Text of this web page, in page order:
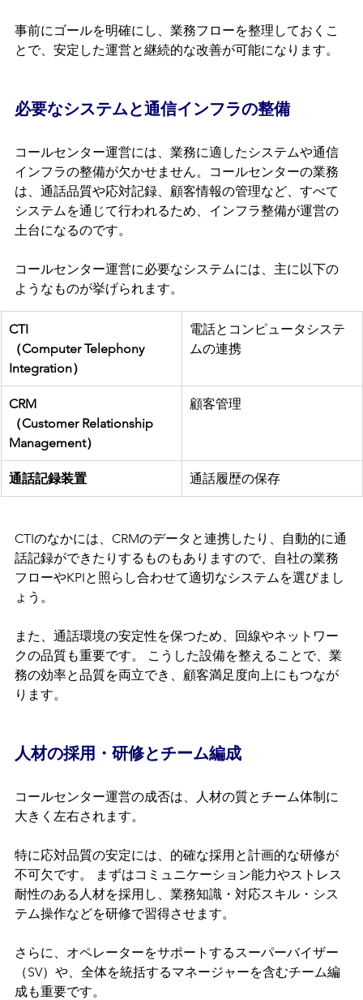
事前にゴールを明確にし、業務フローを整理しておくこ
とで、安定した運営と継続的な改善が可能になります。
必要なシステムと通信インフラの整備
コールセンター運営には、業務に適したシステムや通信
インフラの整備が欠かせません。コールセンターの業務
は、通話品質や応対記録、顧客情報の管理など、すべて
システムを通じて行われるため、インフラ整備が運営の
土台になるのです。
コールセンター運営に必要なシステムには、主に以下の
ようなものが挙げられます。
CTI
（Computer Telephony
Integration）
電話とコンピュータシステ
ムの連携
CRM
（Customer Relationship
Management）
顧客管理
通話記録装置 通話履歴の保存
CTIのなかには、CRMのデータと連携したり、自動的に通
話記録ができたりするものもありますので、自社の業務
フローやKPIと照らし合わせて適切なシステムを選びまし
ょう。
また、通話環境の安定性を保つため、回線やネットワー
クの品質も重要です。 こうした設備を整えることで、業
務の効率と品質を両立でき、顧客満足度向上にもつなが
ります。
人材の採用・研修とチーム編成
コールセンター運営の成否は、人材の質とチーム体制に
大きく左右されます。
特に応対品質の安定には、的確な採用と計画的な研修が
不可欠です。 まずはコミュニケーション能力やストレス
耐性のある人材を採用し、業務知識・対応スキル・シス
テム操作などを研修で習得させます。
さらに、オペレーターをサポートするスーパーバイザー
（SV）や、全体を統括するマネージャーを含むチーム編
成も重要です。